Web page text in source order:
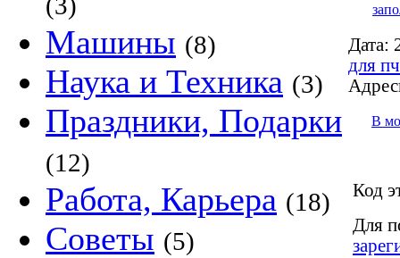
Машины (8)
Наука и Техника (3)
Праздники, Подарки
(12)
Работа, Карьера (18)
Советы (5)
Дата:
для пч
В
Код
Для